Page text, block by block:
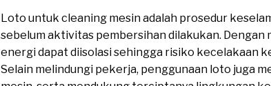
Loto untuk cleaning mesin adalah prosedur
sebelum aktivitas pembersihan dilakukan.
energi dapat diisolasi sehingga risiko kecelakaan
Selain melindungi pekerja, penggunaan loto juga